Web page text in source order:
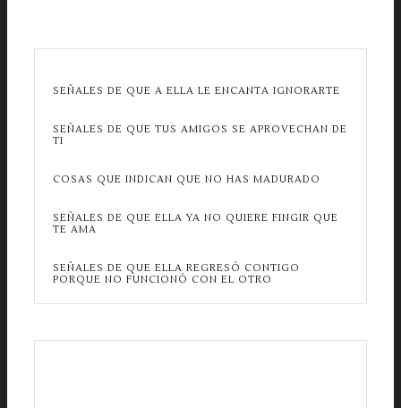
SEÑALES DE QUE A ELLA LE ENCANTA IGNORARTE
SEÑALES DE QUE TUS AMIGOS SE APROVECHAN DE
TI
COSAS QUE INDICAN QUE NO HAS MADURADO
SEÑALES DE QUE ELLA YA NO QUIERE FINGIR QUE
TE AMA
SEÑALES DE QUE ELLA REGRESÓ CONTIGO
PORQUE NO FUNCIONÓ CON EL OTRO